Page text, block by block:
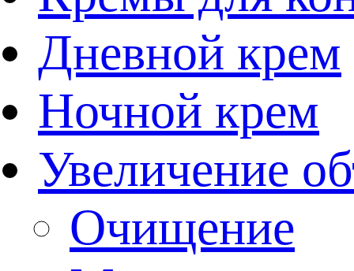
Дневной крем
Ночной крем
Увеличение
Очищение